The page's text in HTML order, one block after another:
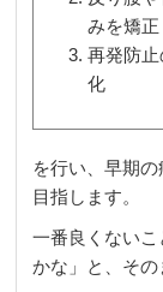
みを矯正
再発防
化
を行い、早期
目指します。
一番良くない
かな」と、その